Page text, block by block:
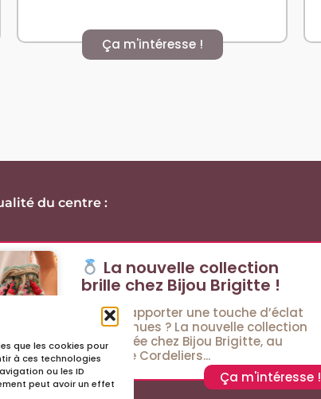
que les cookies pour
à ces technologies
ou les ID
peut avoir un effet
Ça m'intéresse !
du centre :
La nouvelle collection
brille chez Bijou Brigitte !
Envie d’apporter une touche d’éclat
à vos tenues ? La nouvelle collection
est arrivée chez Bijou Brigitte, au
Passage Cordeliers...
Ça m'intéresse !